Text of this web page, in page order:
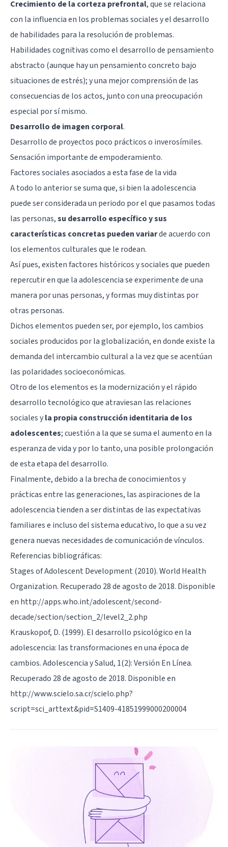
Crecimiento de la corteza prefrontal, que se relaciona
con la influencia en los problemas sociales y el desarrollo
de habilidades para la resolución de problemas.
Habilidades cognitivas como el desarrollo de pensamiento
abstracto (aunque hay un pensamiento concreto bajo
situaciones de estrés); y una mejor comprensión de las
consecuencias de los actos, junto con una preocupación
especial por sí mismo.
Desarrollo de imagen corporal.
Desarrollo de proyectos poco prácticos o inverosímiles.
Sensación importante de empoderamiento.
Factores sociales asociados a esta fase de la vida
A todo lo anterior se suma que, si bien la adolescencia
puede ser considerada un periodo por el que pasamos todas
las personas,su desarrollo específico y sus
características concretas pueden variarde acuerdo con
los elementos culturales que le rodean.
Así pues, existen factores históricos y sociales que pueden
repercutir en que la adolescencia se experimente de una
manera por unas personas, y formas muy distintas por
otras personas.
Dichos elementos pueden ser, por ejemplo, los cambios
sociales producidos por la globalización, en donde existe la
demanda del intercambio cultural a la vez que se acentúan
las polaridades socioeconómicas.
Otro de los elementos es la modernización y el rápido
desarrollo tecnológico que atraviesan las relaciones
sociales yla propia construcción identitaria de los
adolescentes; cuestión a la que se suma el aumento en la
esperanza de vida y por lo tanto, una posible prolongación
de esta etapa del desarrollo.
Finalmente, debido a la brecha de conocimientos y
prácticas entre las generaciones, las aspiraciones de la
adolescencia tienden a ser distintas de las expectativas
familiares e incluso del sistema educativo, lo que a su vez
genera nuevas necesidades de comunicación de vínculos.
Referencias bibliográficas:
Stages of Adolescent Development (2010). World Health
Organization. Recuperado 28 de agosto de 2018. Disponible
en http://apps.who.int/adolescent/second-
decade/section/section_2/level2_2.php
Krauskopof, D. (1999). El desarrollo psicológico en la
adolescencia: las transformaciones en una época de
cambios. Adolescencia y Salud, 1(2): Versión En Línea.
Recuperado 28 de agosto de 2018. Disponible en
http://www.scielo.sa.cr/scielo.php?
script=sci_arttext&pid=S1409-41851999000200004